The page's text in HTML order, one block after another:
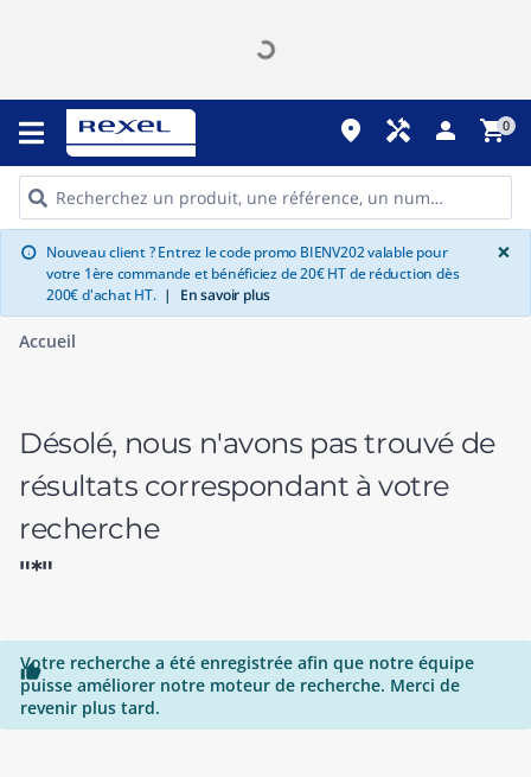
place handyman person shopping_cart0
info Nouveau client ? Entrez le code promo BIENV202 valable pour
votre 1ère commande et bénéficiez de 20€ HT de réduction dès
200€ d'achat HT. | En savoir plus
×
Accueil
Désolé, nous n'avons pas trouvé de
résultats correspondant à votre
recherche
"*"

Votre recherche a été enregistrée afin que notre équipe
puisse améliorer notre moteur de recherche. Merci de
revenir plus tard.